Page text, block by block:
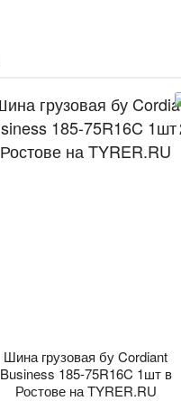
Шина грузовая бу Cordiant
Business 185-75R16C 1шт в
Ростове на TYRER.RU